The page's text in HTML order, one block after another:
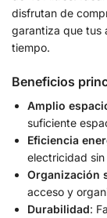
disfrutan de
garantiza que tus
tiempo.
Beneficios
Amplio
suficiente
Eficiencia
electricidad
Organización
acceso y
Durabilidad: